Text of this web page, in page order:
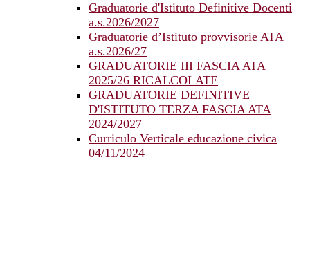
Graduatorie d'Istituto Definitive Docenti
a.s.2026/2027
Graduatorie d’Istituto provvisorie ATA
a.s.2026/27
GRADUATORIE III FASCIA ATA
2025/26 RICALCOLATE
GRADUATORIE DEFINITIVE
D'ISTITUTO TERZA FASCIA ATA
2024/2027
Curriculo Verticale educazione civica
04/11/2024